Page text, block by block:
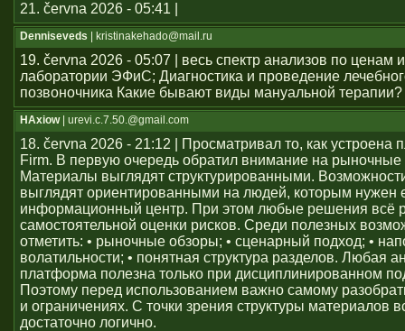
21. června 2026 - 05:41 |
Denniseveds | kristinakehado@mail.ru
19. června 2026 - 05:07 | весь спектр анализов по ценам
лаборатории ЭФиС; Диагностика и проведение
позвоночника Какие бывают виды мануальной терапии?
HAxiow| urevi.c.7.50.@gmail.com
18. června 2026 - 21:12 | Просматривал то, как устроена
Firm. В первую очередь обратил внимание на рыночные
Материалы выглядят структурированными.
выглядят ориентированными на людей, которым нужен
информационный центр. При этом любые решения всё
самостоятельной оценки рисков. Среди полезных
отметить: • рыночные обзоры; • сценарный подход; •
волатильности; • понятная структура разделов. Любая
платформа полезна только при дисциплинированном
Поэтому перед использованием важно самому
и ограничениях. С точки зрения структуры материалов
достаточно логично.